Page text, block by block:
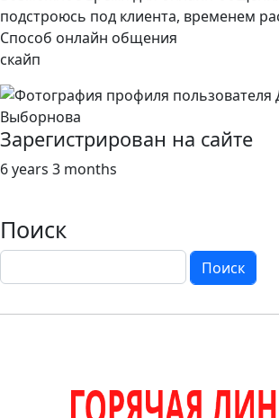
подстроюсь под клиента, временем
Способ онлайн общения
скайп
Зарегистрирован на сайте
6 years 3 months
Поиск
Поиск